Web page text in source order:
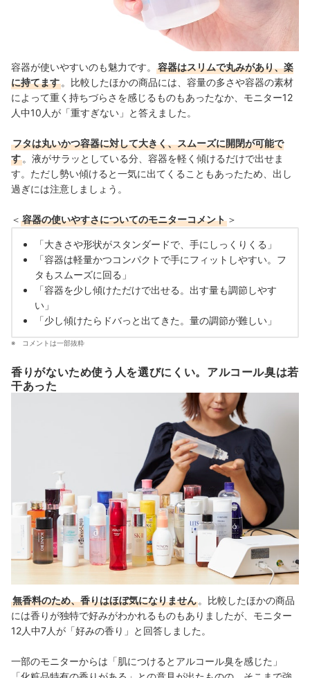
容器が使いやすいのも魅力です。
容器はスリムで丸みがあり、楽
に持てます 。比較したほかの商品には、容量の多さや容器の素材
によって重く持ちづらさを感じるものもあったなか、モニター12
人中10人が「重すぎない」と答えました。
フタは丸いかつ容器に対して大きく、スムーズに開閉が可能で
す 。液がサラッとしている分 、容器を軽く傾けるだけで出せま
す。ただし勢い傾けると一気に出てくることもあったため、出し
過ぎには注意しましょう。
＜ 容器の使いやすさについてのモニターコメント ＞
「大きさや形状がスタンダードで、手にしっくりくる」
「容器は軽量かつコンパクトで手にフィットしやすい。フ
タもスムーズに回る」
「容器を少し傾けただけで出せる。出す量も調節しやす
い」
「少し傾けたらドバっと出てきた。量の調節が難しい」
コメントは一部抜粋
香りがないため使う人を選びにくい。アルコール臭は若
干あった
無香料のため、香りはほぼ気になりません 。比較したほかの商品
には香りが独特で好みがわかれるものもありましたが、モニター
12人中7人が「好みの香り」と回答しました。
一部のモニターからは「肌につけるとアルコール臭を感じた」